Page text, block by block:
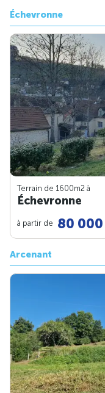
Échevronne
Terrain de 1600m2 à
Échevronne
à partir de 80
Arcenant